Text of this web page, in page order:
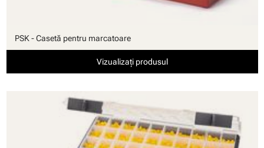
PSK - Casetă pentru marcatoare
Vizualizați produsul